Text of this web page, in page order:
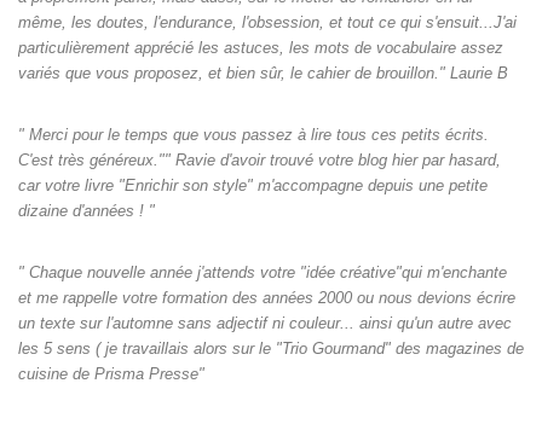
même, les doutes, l'endurance, l'obsession, et tout ce qui s'ensuit...J'ai
particulièrement apprécié les astuces, les mots de vocabulaire assez
variés que vous proposez, et bien sûr, le cahier de brouillon." Laurie B
" Merci pour le temps que vous passez à lire tous ces petits écrits.
C'est très généreux."" Ravie d'avoir trouvé votre blog hier par hasard,
car votre livre "Enrichir son style" m'accompagne depuis une petite
dizaine d'années ! "
" Chaque nouvelle année j'attends votre "idée créative"qui m'enchante
et me rappelle votre formation des années 2000 ou nous devions écrire
un texte sur l'automne sans adjectif ni couleur... ainsi qu'un autre avec
les 5 sens ( je travaillais alors sur le "Trio Gourmand" des magazines de
cuisine de Prisma Presse"